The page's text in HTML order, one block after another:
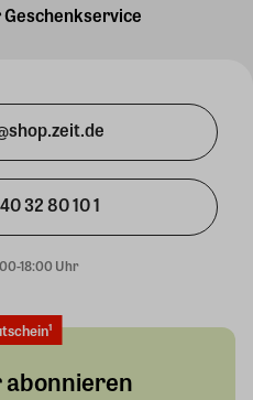
32 80 10 1
18:00 Uhr